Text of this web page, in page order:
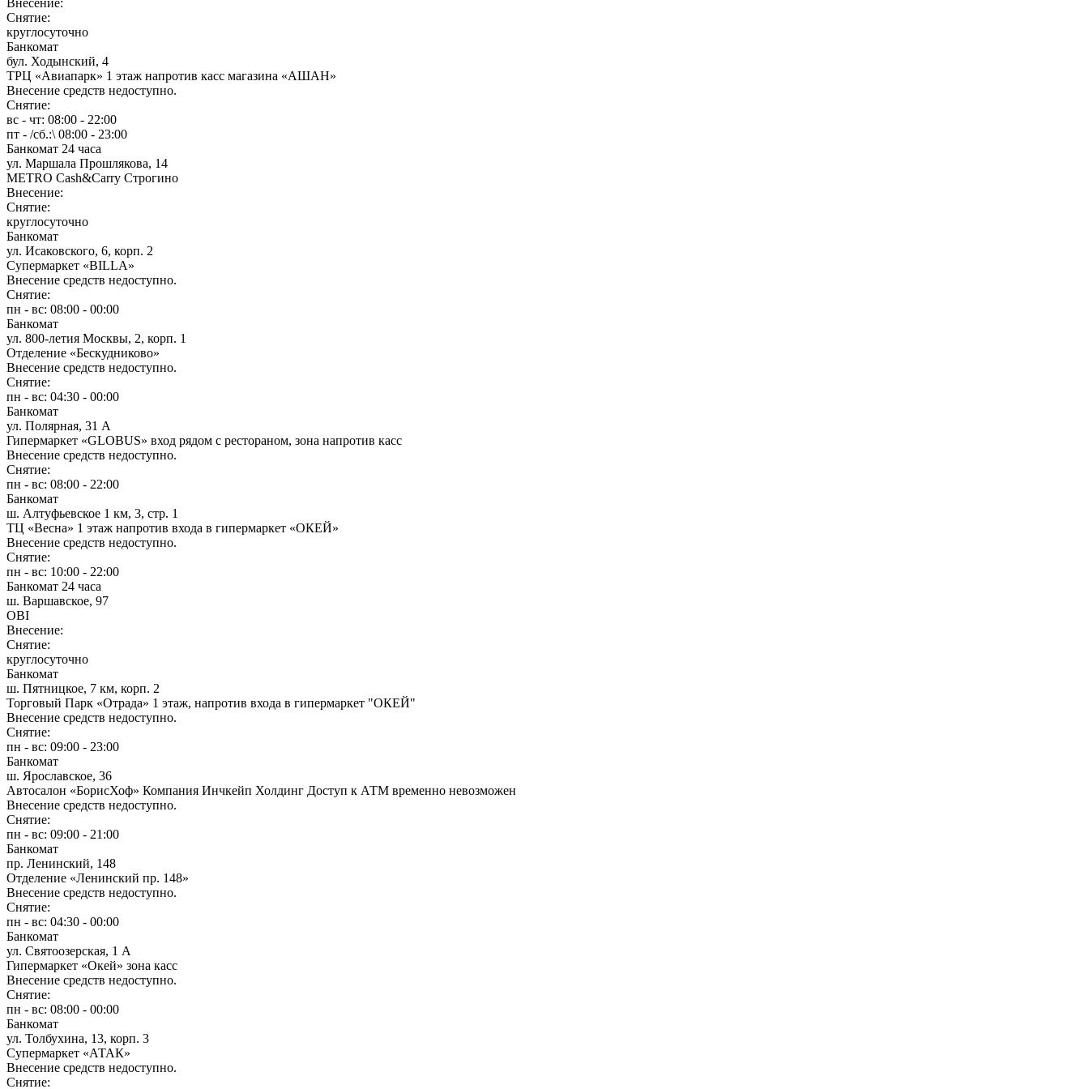
Снятие:
круглосуточно
Банкомат
бул. Ходынский, 4
ТРЦ «Авиапарк» 1 этаж напротив касс магазина «АШАН»
Внесение средств недоступно.
Снятие:
вс - чт: 08:00 - 22:00
пт - /сб.:\ 08:00 - 23:00
Банкомат 24 часа
ул. Маршала Прошлякова, 14
METRO Cash&Carry Строгино
Внесение:
Снятие:
круглосуточно
Банкомат
ул. Исаковского, 6, корп. 2
Супермаркет «BILLA»
Внесение средств недоступно.
Снятие:
пн - вс: 08:00 - 00:00
Банкомат
ул. 800-летия Москвы, 2, корп. 1
Отделение «Бескудниково»
Внесение средств недоступно.
Снятие:
пн - вс: 04:30 - 00:00
Банкомат
ул. Полярная, 31 А
Гипермаркет «GLOBUS» вход рядом с рестораном, зона напротив касс
Внесение средств недоступно.
Снятие:
пн - вс: 08:00 - 22:00
Банкомат
ш. Алтуфьевское 1 км, 3, стр. 1
ТЦ «Весна» 1 этаж напротив входа в гипермаркет «ОКЕЙ»
Внесение средств недоступно.
Снятие:
пн - вс: 10:00 - 22:00
Банкомат 24 часа
ш. Варшавское, 97
OBI
Внесение:
Снятие:
круглосуточно
Банкомат
ш. Пятницкое, 7 км, корп. 2
Торговый Парк «Отрада» 1 этаж, напротив входа в гипермаркет "ОКЕЙ"
Внесение средств недоступно.
Снятие:
пн - вс: 09:00 - 23:00
Банкомат
ш. Ярославское, 36
Автосалон «БорисХоф» Компания Инчкейп Холдинг Доступ к АТМ временно невозможен
Внесение средств недоступно.
Снятие:
пн - вс: 09:00 - 21:00
Банкомат
пр. Ленинский, 148
Отделение «Ленинский пр. 148»
Внесение средств недоступно.
Снятие:
пн - вс: 04:30 - 00:00
Банкомат
ул. Святоозерская, 1 А
Гипермаркет «Окей» зона касс
Внесение средств недоступно.
Снятие:
пн - вс: 08:00 - 00:00
Банкомат
ул. Толбухина, 13, корп. 3
Супермаркет «АТАК»
Внесение средств недоступно.
Снятие: